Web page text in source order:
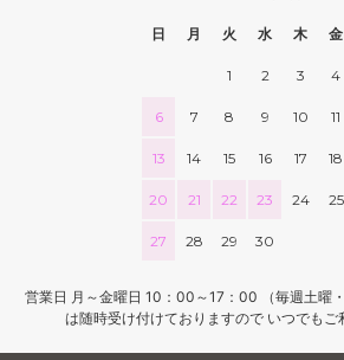
日 月 火 水 木 金
1 2 3 4
6 7 8 9 10 11
13 14 15 16 17 18
20 21 22 23 24 25
27 28 29 30
営業日 月～金曜日 10：00～17：00 （毎週土曜
は随時受け付けておりますので いつでもご